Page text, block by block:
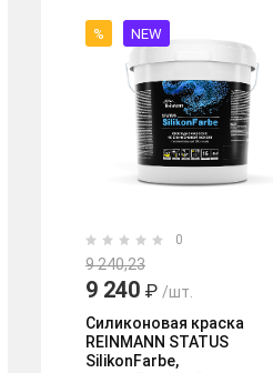
% NEW
0
9 240,23
9 240 ₽ /шт.
Силиконовая краска
REINMANN STATUS
SilikonFarbe,